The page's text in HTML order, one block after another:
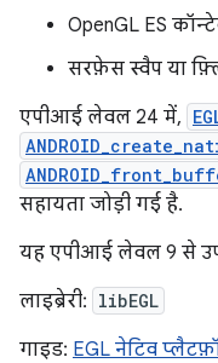
OpenGL ES
सरफ़ेस स्वैप या
एपीआई लेवल 24 में,
सहायता जोड़ी गई है.
यह एपीआई लेवल 9 से
लाइब्रेरी: libEGL
गाइड: EGL नेटिव